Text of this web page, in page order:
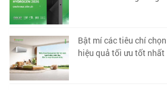
Bật mí các tiêu chí
hiệu quả tối ưu tốt nhất